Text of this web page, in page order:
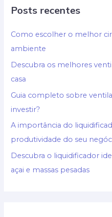
Posts recentes
Como escolher o melhor
ambiente
Descubra os melhores
casa
Guia completo sobre
investir?
A importância do
produtividade do seu
Descubra o liquidificador
açai e massas pesadas